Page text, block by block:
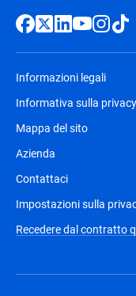
una notifica
relative ai
durata
Informazioni legali
Informativa sulla privacy
Mappa del sito
Azienda
Contattaci
Impostazioni sulla
Recedere dal contratto